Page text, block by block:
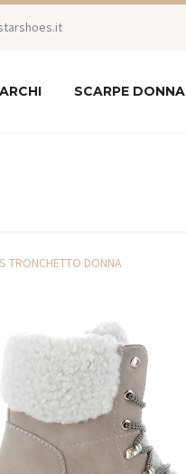
SCARPE DONNA
TRONCHETTO DONNA